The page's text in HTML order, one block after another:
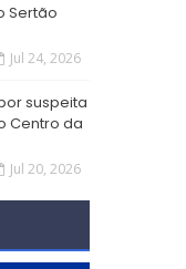
Sertão
Jul 24, 2026
suspeita
Centro da
Jul 20, 2026